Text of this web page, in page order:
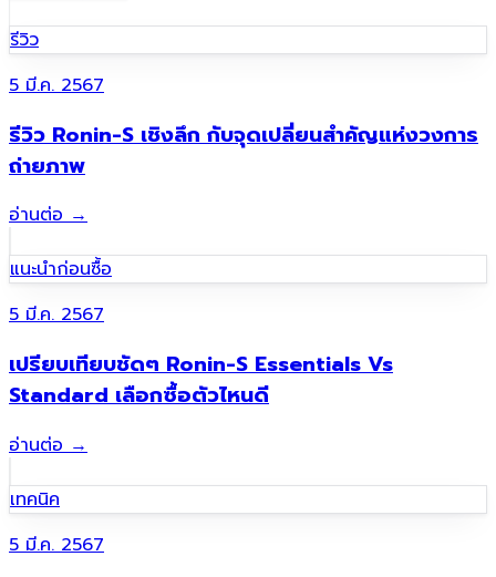
รีวิว
5 มี.ค. 2567
รีวิว Ronin-S เชิงลึก กับจุดเปลี่ยนสำคัญแห่งวงการ
ถ่ายภาพ
อ่านต่อ→
แนะนำก่อนซื้อ
5 มี.ค. 2567
เปรียบเทียบชัดๆ Ronin-S Essentials Vs
Standard เลือกซื้อตัวไหนดี
อ่านต่อ →
เทคนิค
5 มี.ค. 2567